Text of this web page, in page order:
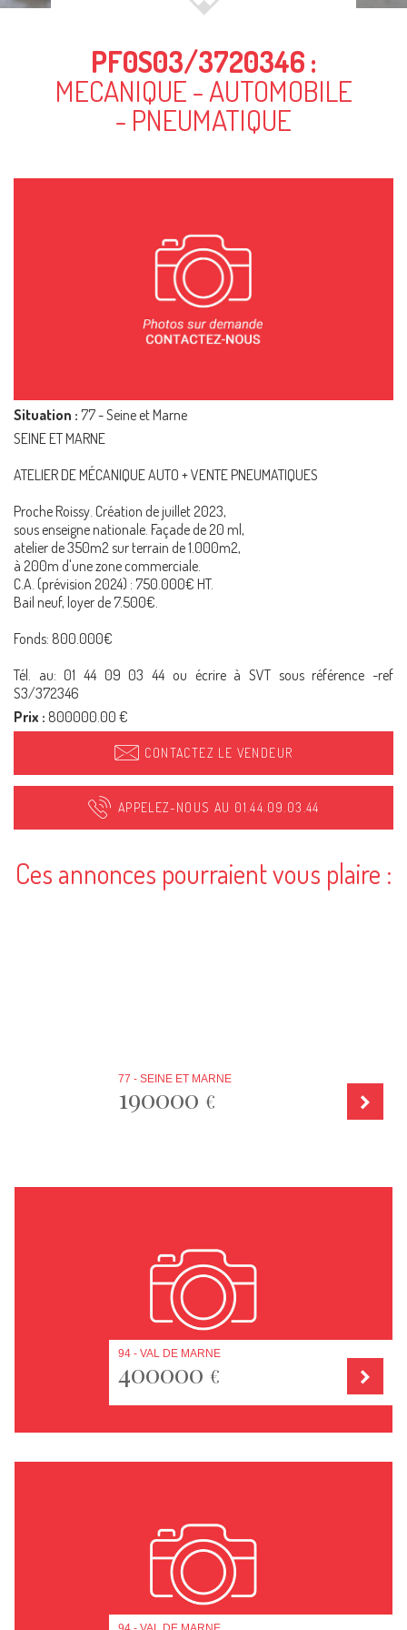
PF0S03/3720346 :
MECANIQUE - AUTOMOBILE
- PNEUMATIQUE
Situation : 77 - Seine et Marne
SEINE ET MARNE
ATELIER DE MÉCANIQUE AUTO + VENTE PNEUMATIQUES
Proche Roissy. Création de juillet 2023,
sous enseigne nationale. Façade de 20 ml,
atelier de 350m2 sur terrain de 1.000m2,
à 200m d'une zone commerciale.
C.A. (prévision 2024) : 750.000€ HT.
Bail neuf, loyer de 7.500€.
Fonds: 800.000€
Tél. au: 01 44 09 03 44 ou écrire à SVT sous référence -ref
S3/372346
Prix : 800000.00 €
CONTACTEZ LE VENDEUR
APPELEZ-NOUS AU 01.44.09.03.44
Ces annonces pourraient vous plaire :
77 - SEINE ET MARNE
190000 €
94 - VAL DE MARNE
400000 €